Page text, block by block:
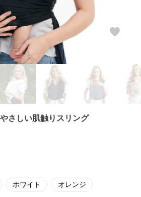
さしい肌触りスリング
ホワイト オレンジ